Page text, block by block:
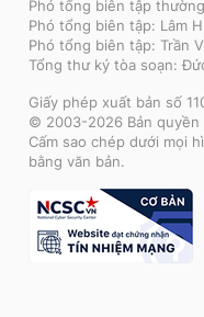
Phó tổng biên tập
Phó tổng biên tập: Lâm
Phó tổng biên tập: Trần
Tổng thư ký tòa soạn:
Giấy phép xuất bản số
© 2003-2026 Bản quyền
Cấm sao chép dưới mọi
bằng văn bản.